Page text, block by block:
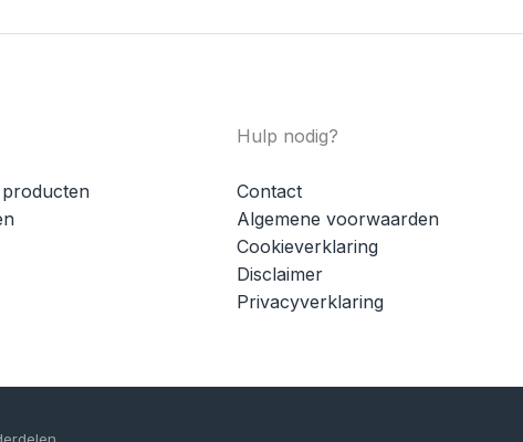
Hulp nodig?
Contact
Algemene voorwaarden
Cookieverklaring
Disclaimer
Privacyverklaring